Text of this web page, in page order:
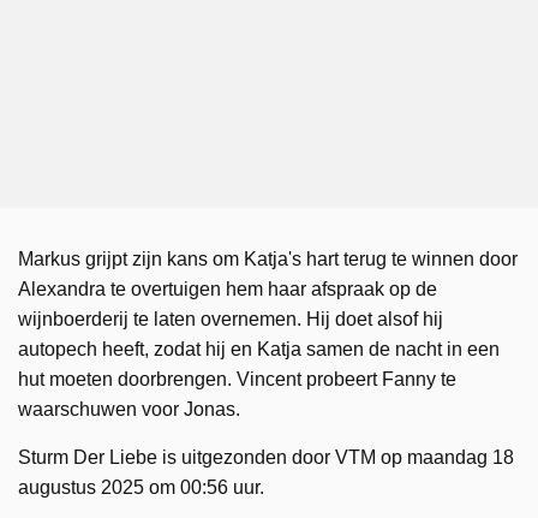
Markus grijpt zijn kans om Katja's hart terug te winnen door
Alexandra te overtuigen hem haar afspraak op de
wijnboerderij te laten overnemen. Hij doet alsof hij
autopech heeft, zodat hij en Katja samen de nacht in een
hut moeten doorbrengen. Vincent probeert Fanny te
waarschuwen voor Jonas.
Sturm Der Liebe is uitgezonden door VTM op maandag 18
augustus 2025 om 00:56 uur.